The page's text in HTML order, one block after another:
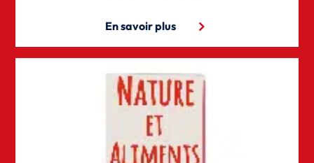
En savoir plus